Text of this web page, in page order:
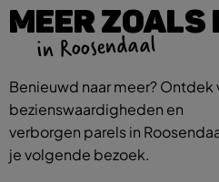
MEER ZOALS
in Roosendaal
Benieuwd naar meer?
bezienswaardigheden en
verborgen parels in
je volgende bezoek.